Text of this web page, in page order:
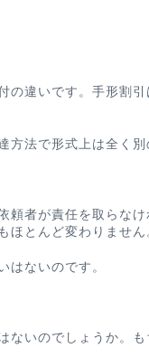
の違いです。手形割
法で形式上は全く別
頼者が責任を取らな
ほとんど変わりません
はないのです。
ないのでしょうか。